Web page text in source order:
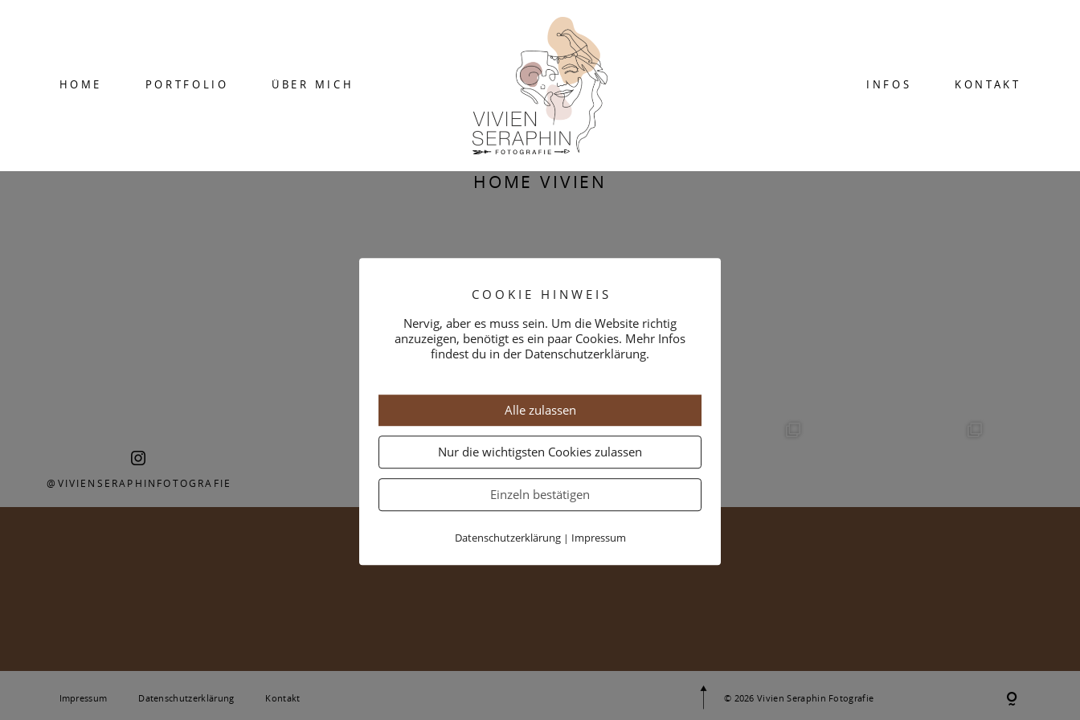
HOME PORTFOLIO ÜBER MICH INFOS KONTAKT
HOME VIVIEN
@VIVIENSERAPHINFOTOGRAFIE
Impressum Datenschutzerklärung Kontakt © 2026 Vivien Seraphin Fotografie
C O O K I E H I N W E I S
Nervig, aber es muss sein. Um die Website richtig
anzuzeigen, benötigt es ein paar Cookies. Mehr Infos
findest du in der Datenschutzerklärung.
Alle zulassen
Nur die wichtigsten Cookies zulassen
Einzeln bestätigen
Datenschutzerklärung| Impressum